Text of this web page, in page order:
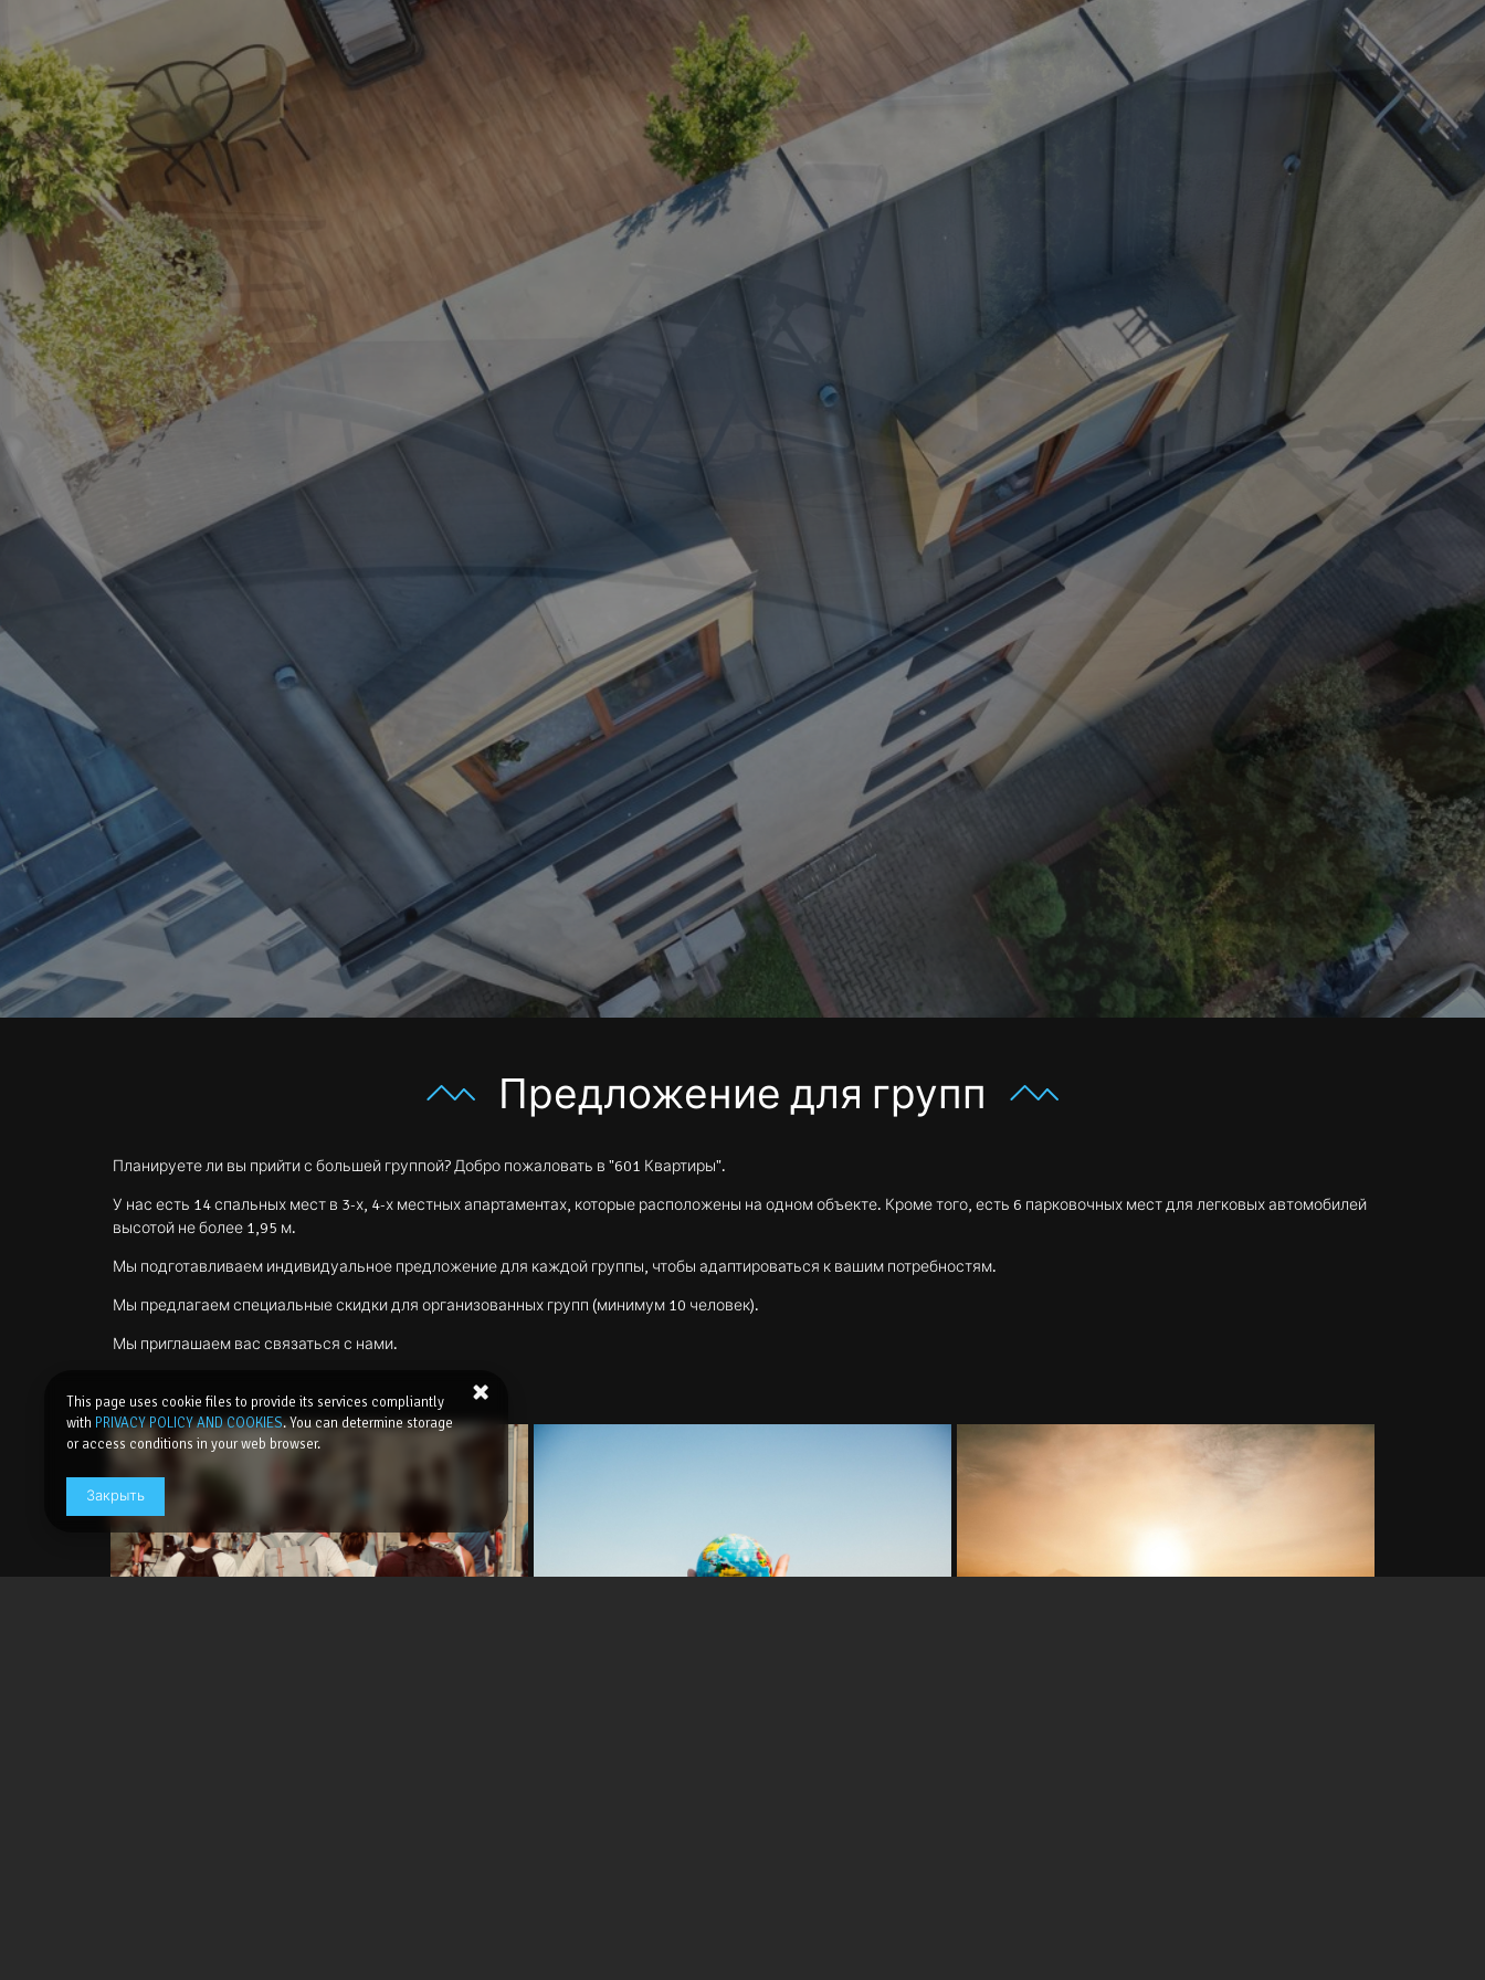
Предложение для групп
Планируете ли вы прийти с большей группой? Добро пожаловать в "601 Квартиры".
У нас есть 14 спальных мест в 3-х, 4-х местных апартаментах, которые расположены на одном объекте. Кроме того, есть 6 парковочных мест для легковых автомобилей
высотой не более 1,95 м.
Мы подготавливаем индивидуальное предложение для каждой группы, чтобы адаптироваться к вашим потребностям.
Мы предлагаем специальные скидки для организованных групп (минимум 10 человек).
Мы приглашаем вас связаться с нами.
This page uses cookie files to provide its services compliantly
with PRIVACY POLICY AND COOKIES. You can determine storage
or access conditions in your web browser.
Закрыть